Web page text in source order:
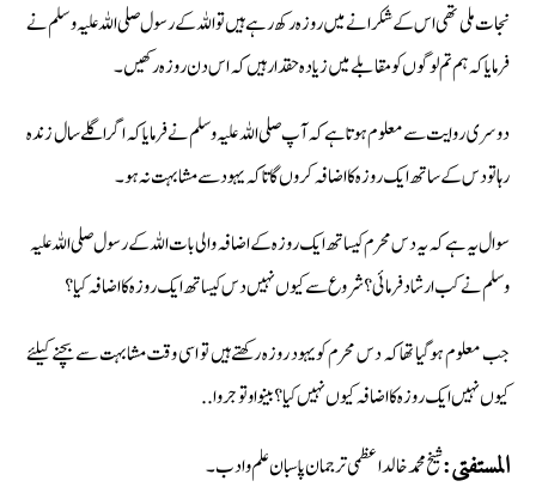
نجات ملی تھی اس کے شکرانے میں روزہ رکھ رہے ہیں تو اللہ کے رسول صلی اللہ علیہ و سلم نے
فرمایا کہ ہم تم لوگوں کو مقابلے میں زیادہ حقدار ہیں کہ اس دن روزہ رکھیں۔
دوسری روایت سے معلوم ہوتا ہے کہ آپ صلی اللہ علیہ و سلم نے فرمایا کہ اگر اگلے سال زندہ
رہا تو دس کے ساتھ ایک روزہ کا اضافہ کروں گا تاکہ یہود سے مشابہت نہ ہو۔
سوال یہ ہے کہ یہ دس محرم کیساتھ ایک روزہ کے اضافہ والی بات اللہ کے رسول صلی اللہ علیہ
و سلم نے کب ارشاد فرمائی؟ شروع سے کیوں نہیں دس کیساتھ ایک روزہ کا اضافہ کیا؟
جب معلوم ہوگیا تھا کہ دس محرم کو یہود روزہ رکھتے ہیں تو اسی وقت مشابہت سے بچنے کیلئے
کیوں نہیں ایک روزہ کا اضافہ کیوں نہیں کیا؟ بینوا و توجروا..
المستفتی:شیخ محمد خالد اعظمی ترجمان پاسبان علم وادب۔